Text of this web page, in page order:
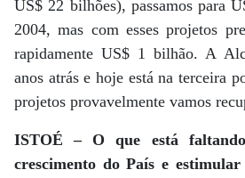
US$ 22 bilhões), passamos para
2004, mas com esses projetos
rapidamente US$ 1 bilhão. A
anos atrás e hoje está na terceira
projetos provavelmente vamos
ISTOÉ – O que está
crescimento do País e estimular